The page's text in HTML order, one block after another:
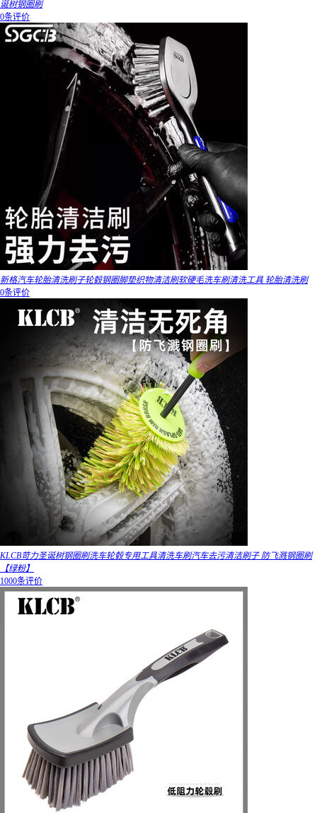
诞树钢圈刷
0条评价
新格汽车轮胎清洗刷子轮毂钢圈脚垫织物清洁刷软硬毛洗车刷清洗工具 轮胎清洗刷
0条评价
KLCB苛力圣诞树钢圈刷洗车轮毂专用工具清洗车刷汽车去污清洁刷子 防飞溅钢圈刷
【绿粉】
1000条评价